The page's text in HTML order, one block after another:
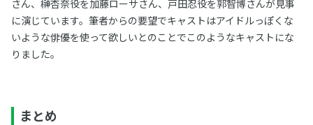
さん、榊杏奈役を加藤ローサさん、戸田忍役を郭智博さんが見事
に演じています。筆者からの要望でキャストはアイドルっぽくな
いような俳優を使って欲しいとのことでこのようなキャストにな
りました。
まとめ